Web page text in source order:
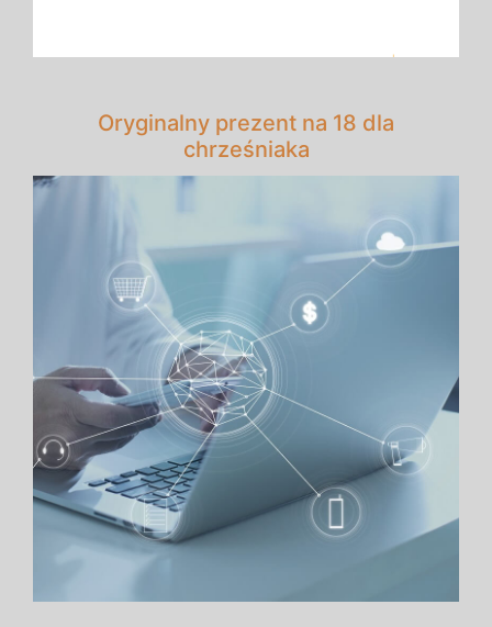
Oryginalny prezent na 18 dla
chrześniaka